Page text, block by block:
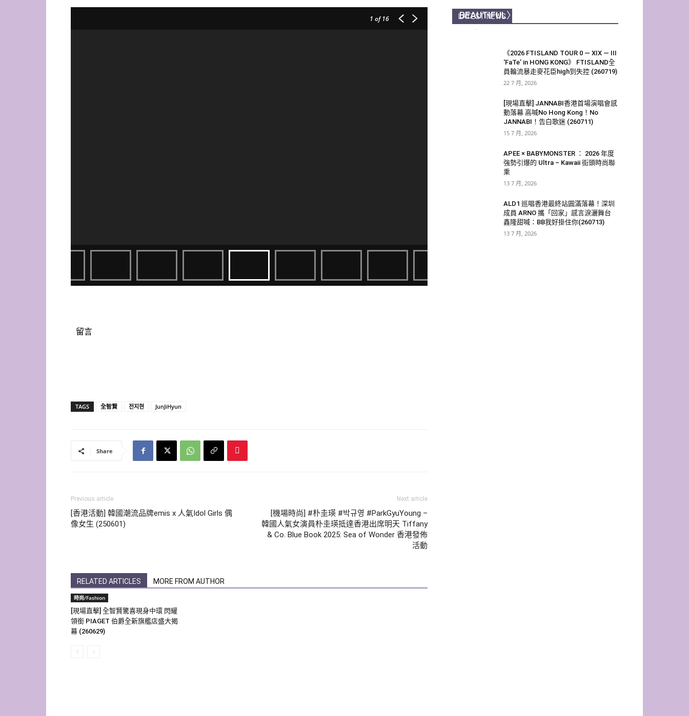
1 of 16
留言
TAGS 全智賢 전지현 JunJiHyun
Share
Previous article
[香港活動] 韓國潮流品牌emis x 人氣Idol Girls 偶
像女生 (250601)
Next article
[機場時尚] #朴圭瑛 #박규영 #ParkGyuYoung –
韓國人氣女演員朴圭瑛抵達香港出席明天 Tiffany
& Co. Blue Book 2025: Sea of Wonder 香港發佈
活動
RELATED ARTICLES MORE FROM AUTHOR
時尚/Fashion
[現場直擊] 全智賢驚喜現身中環 閃耀
領銜 PIAGET 伯爵全新旗艦店盛大揭
幕 (260629)
LATEST NEWS
BEAUTIFUL〉的瞬間！
-
《2026 FTISLAND TOUR 0 — XIX — III
‘FaTe’ in HONG KONG》 FTISLAND全
員輪流暴走麥花臣high到失控 (260719)
22 7 月, 2026
[現場直擊] JANNABI香港首場演唱會感
動落幕 高喊No Hong Kong！No
JANNABI！告白歌迷 (260711)
15 7 月, 2026
APEE × BABYMONSTER ： 2026 年度
強勢引爆的 Ultra – Kawaii 街頭時尚聯
乘
13 7 月, 2026
ALD1 巡唱香港最終站圓滿落幕！深圳
成員 ARNO 攜「回家」感言淚灑舞台
鑫隆甜喊：BB我好掛住你(260713)
13 7 月, 2026